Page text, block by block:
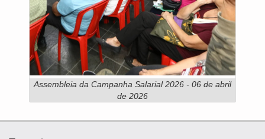
Assembleia da Campanha Salarial 2026 - 06 de abril
de 2026